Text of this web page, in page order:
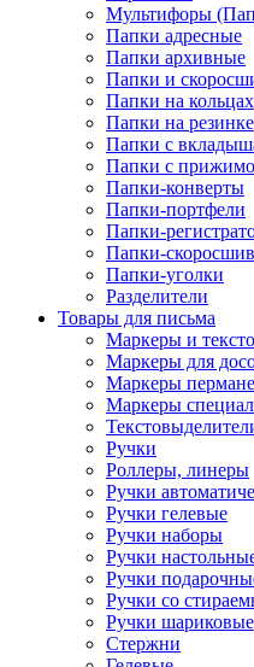
Мультифоры
Папки адресные
Папки архивные
Папки и
Папки на кольцах
Папки на резинке
Папки с
Папки с
Папки-конверты
Папки-портфели
Папки-
Папки-
Папки-уголки
Разделители
Товары для письма
Маркеры и
Маркеры для
Маркеры
Маркеры
Ручки
Роллеры, линеры
Ручки
Ручки гелевые
Ручки наборы
Ручки
Ручки
Ручки со
Ручки шариковые
Стержни